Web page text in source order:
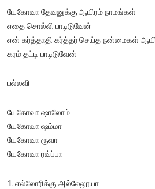
யேகோவா தேவனுக்கு ஆயிரம் நாமங்கள்
எதை சொல்லி பாடிடுவேன்
என் கர்த்தாதி கர்த்தர் செய்த நன்மைகள்
கரம் தட்டி பாடிடுவேன்
பல்லவி
யேகோவா ஷாலோம்
யேகோவா ஷம்மா
யேகோவா ரூவா
யேகோவா ரவ்ப்பா
1. எல்லோரிக்கு அல்லேலூயா